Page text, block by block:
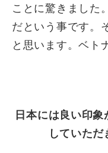
ことに驚きました
だという事です。
と思います。ベト
日本には良い印
していただ